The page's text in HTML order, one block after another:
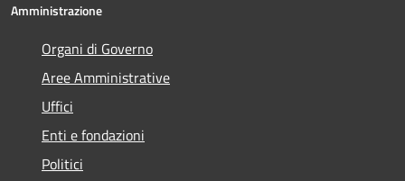
Amministrazione
Organi di Governo
Aree Amministrative
Uffici
Enti e fondazioni
Politici